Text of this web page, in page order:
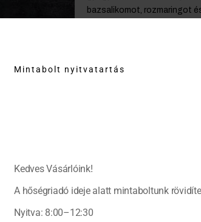
bazsalikomot, rozmaringot
Tegyünk egy kőmozsárba
morzsoljunk rá pár dekányi
Mintabolt nyitvatartás
Kedves Vásárlóink!
A hőségriadó ideje alatt mintaboltunk
Nyitva: 8:00–12:30